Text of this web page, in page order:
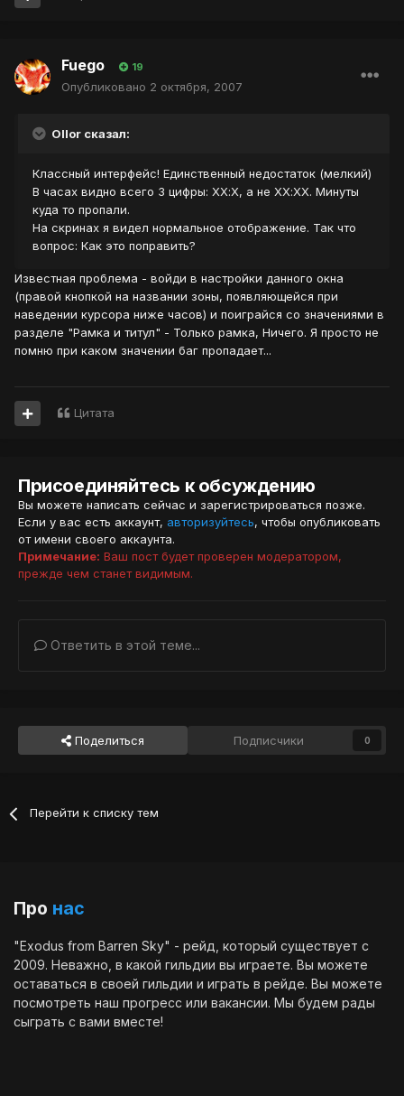
Fuego 19
Опубликовано 2 октября, 2007
Ollor сказал:
Классный интерфейс! Единственный недостаток (мелкий)
В часах видно всего 3 цифры: ХХ:Х, а не ХХ:ХХ. Минуты
куда то пропали.
На скринах я видел нормальное отображение. Так что
вопрос: Как это поправить?
Известная проблема - войди в настройки данного окна
(правой кнопкой на названии зоны, появляющейся при
наведении курсора ниже часов) и поиграйся со значениями в
разделе "Рамка и титул" - Только рамка, Ничего. Я просто не
помню при каком значении баг пропадает...
Цитата
Присоединяйтесь к обсуждению
Вы можете написать сейчас и зарегистрироваться позже.
Если у вас есть аккаунт, авторизуйтесь, чтобы опубликовать
от имени своего аккаунта.
Примечание: Ваш пост будет проверен модератором,
прежде чем станет видимым.
Ответить в этой теме...
Поделиться Подписчики 0
Перейти к списку тем
Про нас
"Exodus from Barren Sky" - рейд, который существует с
2009. Неважно, в какой гильдии вы играете. Вы можете
оставаться в своей гильдии и играть в рейде. Вы можете
посмотреть наш прогресс или вакансии. Мы будем рады
сыграть с вами вместе!